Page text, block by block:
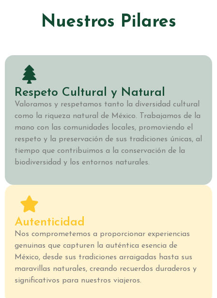
Nuestros Pilares
Respeto Cultural y Natural
Valoramos y respetamos tanto la diversidad cultural
como la riqueza natural de México. Trabajamos de la
mano con las comunidades locales, promoviendo el
respeto y la preservación de sus tradiciones únicas, al
tiempo que contribuimos a la conservación de la
biodiversidad y los entornos naturales.
Autenticidad
Nos comprometemos a proporcionar experiencias
genuinas que capturen la auténtica esencia de
México, desde sus tradiciones arraigadas hasta sus
maravillas naturales, creando recuerdos duraderos y
significativos para nuestros viajeros.